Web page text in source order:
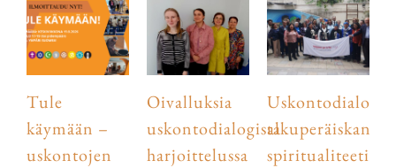
Tule
käymään –
uskontojen
Oivalluksia
uskontodialogista
harjoittelussa
spiritualiteetin